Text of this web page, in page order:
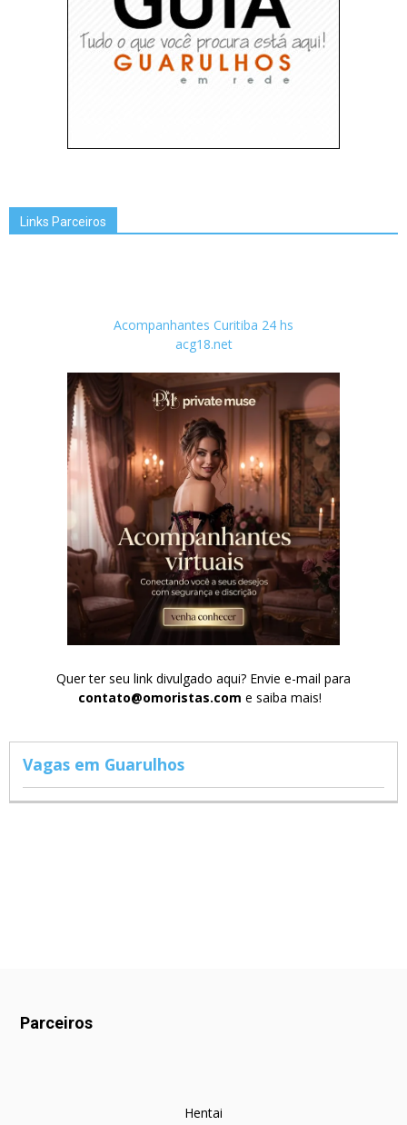
Links Parceiros
Acompanhantes Curitiba 24 hs
acg18.net
Quer ter seu link divulgado aqui? Envie e-mail para
contato@omoristas.com e saiba mais!
Vagas em Guarulhos
Parceiros
Hentai